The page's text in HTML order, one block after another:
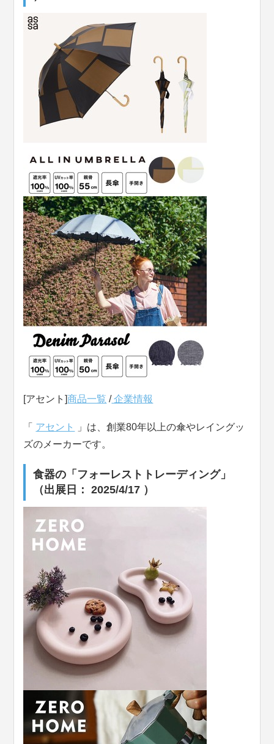
[アセント]商品一覧 /企業情報
「 アセント
」は、創業80年以上の傘やレイングッ
ズのメーカーです。
食器の「フォーレストトレーディング」
（出展日： 2025/4/17 ）